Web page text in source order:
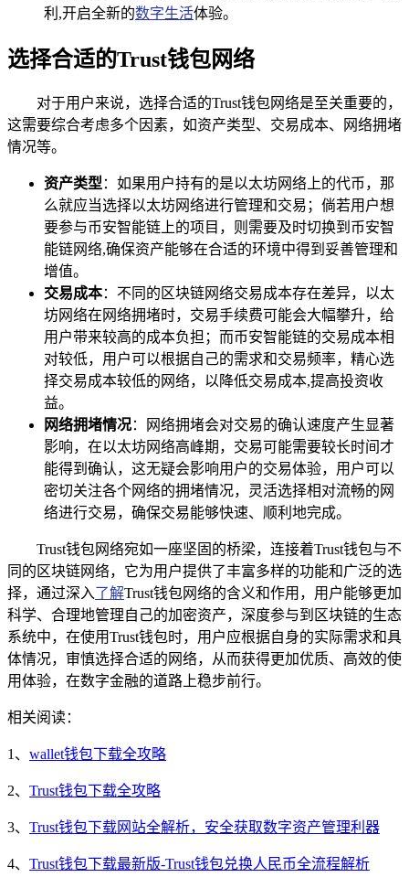
利,开启全新的数字生活体验。
选择合适的Trust钱包网络
对于用户来说，选择合适的Trust钱包网络是至关重要的，
这需要综合考虑多个因素，如资产类型、交易成本、网络拥堵
情况等。
资产类型：如果用户持有的是以太坊网络上的代币，那
么就应当选择以太坊网络进行管理和交易；倘若用户想
要参与币安智能链上的项目，则需要及时切换到币安智
能链网络,确保资产能够在合适的环境中得到妥善管理和
增值。
交易成本：不同的区块链网络交易成本存在差异，以太
坊网络在网络拥堵时，交易手续费可能会大幅攀升，给
用户带来较高的成本负担；而币安智能链的交易成本相
对较低，用户可以根据自己的需求和交易频率，精心选
择交易成本较低的网络，以降低交易成本,提高投资收
益。
网络拥堵情况：网络拥堵会对交易的确认速度产生显著
影响，在以太坊网络高峰期，交易可能需要较长时间才
能得到确认，这无疑会影响用户的交易体验，用户可以
密切关注各个网络的拥堵情况，灵活选择相对流畅的网
络进行交易，确保交易能够快速、顺利地完成。
Trust钱包网络宛如一座坚固的桥梁，连接着Trust钱包与不
同的区块链网络，它为用户提供了丰富多样的功能和广泛的选
择，通过深入了解Trust钱包网络的含义和作用，用户能够更加
科学、合理地管理自己的加密资产，深度参与到区块链的生态
系统中，在使用Trust钱包时，用户应根据自身的实际需求和具
体情况，审慎选择合适的网络，从而获得更加优质、高效的使
用体验，在数字金融的道路上稳步前行。
相关阅读：
1、 wallet钱包下载全攻略
2、 Trust钱包下载全攻略
3、 Trust钱包下载网站全解析，安全获取数字资产管理利器
4、 Trust钱包下载最新版-Trust钱包兑换人民币全流程解析